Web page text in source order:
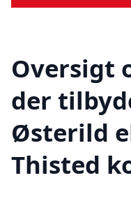
Oversigt
der
Østerild
Thisted